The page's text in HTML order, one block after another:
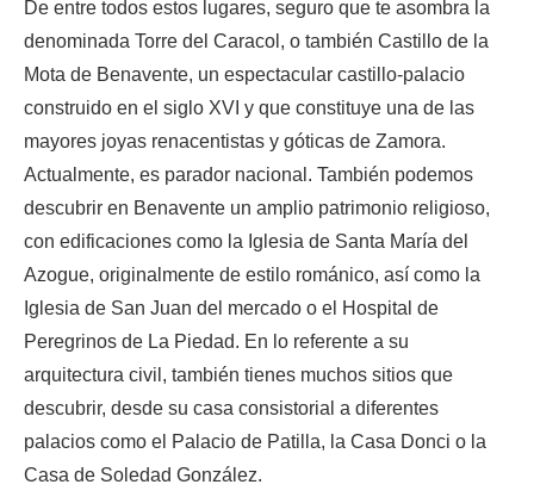
De entre todos estos lugares, seguro que te asombra la
denominada Torre del Caracol, o también Castillo de la
Mota de Benavente, un espectacular castillo-palacio
construido en el siglo XVI y que constituye una de las
mayores joyas renacentistas y góticas de Zamora.
Actualmente, es parador nacional. También podemos
descubrir en Benavente un amplio patrimonio religioso,
con edificaciones como la Iglesia de Santa María del
Azogue, originalmente de estilo románico, así como la
Iglesia de San Juan del mercado o el Hospital de
Peregrinos de La Piedad. En lo referente a su
arquitectura civil, también tienes muchos sitios que
descubrir, desde su casa consistorial a diferentes
palacios como el Palacio de Patilla, la Casa Donci o la
Casa de Soledad González.